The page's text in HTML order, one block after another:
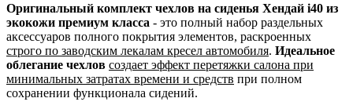
Оригинальный комплект чехлов на сиденья Хендай i40 из
экокожи премиум класса - это полный набор раздельных
аксессуаров полного покрытия элементов, раскроенных
строго по заводским лекалам кресел автомобиля. Идеальное
облегание чехлов создает эффект перетяжки салона при
минимальных затратах времени и средств при полном
сохранении функционала сидений.